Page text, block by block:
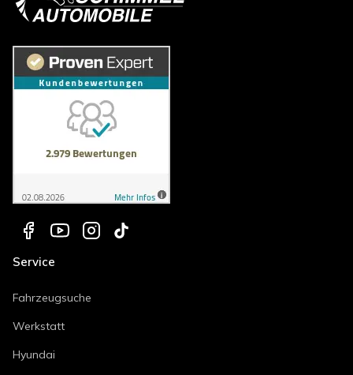
Service
Fahrzeugsuche
Werkstatt
Hyundai